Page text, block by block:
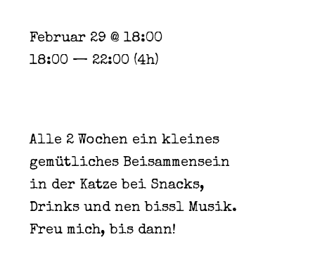
Alle 2 Wochen ein kleines
gemütliches Beisammensein
in der Katze bei Snacks,
Drinks und nen bissl Musik.
Freu mich, bis dann!
Februar 29 @ 18:00
18:00 — 22:00 (4h)